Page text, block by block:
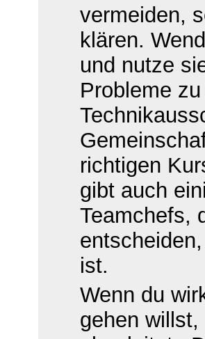
vermeiden,
klären.
und nutze
Probleme
richtigen
gibt auch
Teamchefs,
ist.
Wenn du
gehen